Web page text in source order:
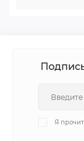
Я